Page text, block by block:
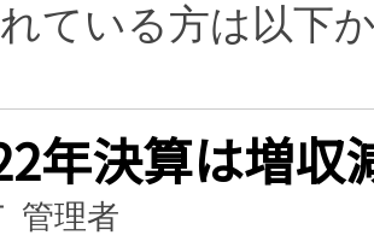
ている方は以下
年決算は増収
管理者